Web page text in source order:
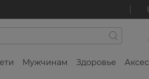
Мужчинам Здоровье